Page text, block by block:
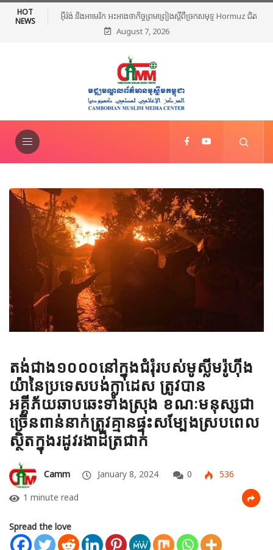
HOT
NEWS
មេដឹកនាំសាសនាឥស្លាមនៅភាគខាងត្បូងថៃរៀបចំពិធីបួងសួងសន្តិភាព និងថ្កោល
ទោសអំពើហិង្សា ក្រោយការវាយប្រហារនៅណារ៉ាធីវ៉ាត់
August 7, 2026
តង់ជាង១០០០នៅក្នុងជំរុំរបស់មូស្លីមរ៉ូហ៊ីង
យ៉ានៃប្រទេសបង់ក្លាដេស ត្រូវបាន
អគ្គីភ័យឆាបឆេះទាំងស្រុង ខណៈមនុស្សជា
ច្រើនពាន់នាក់ត្រូវគ្មានផ្ទះសម្បែងស្របពេល
ស្ថិតក្នុងរដូវរងាដ៏ត្រជាក់
Camm January 8, 2024 0
536
1 minute read
Spread the love